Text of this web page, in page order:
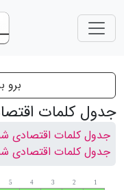
برو
جدول کلمات
جدول کلمات اقتصادی
جدول کلمات اقتصادی
1
2
3
4
5